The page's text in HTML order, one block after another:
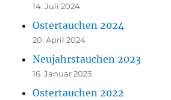
14. Juli 2024
Ostertauchen 2024
20. April 2024
Neujahrstauchen 2023
16. Januar 2023
Ostertauchen 2022